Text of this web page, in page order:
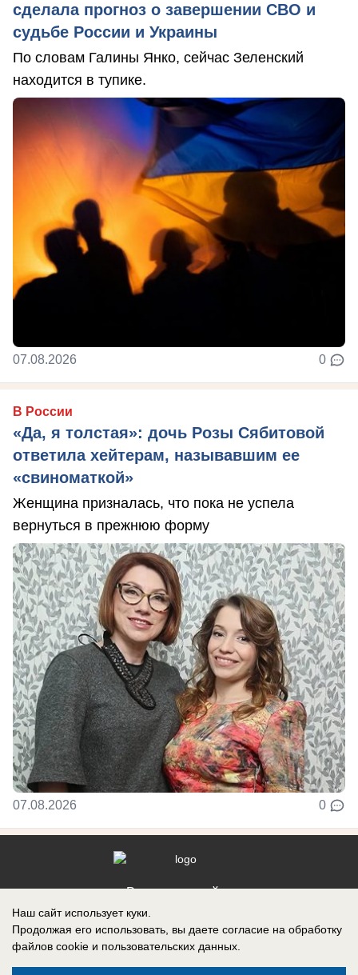
сделала прогноз о завершении СВО и
судьбе России и Украины
По словам Галины Янко, сейчас Зеленский
находится в тупике.
07.08.2026 0
В России
«Да, я толстая»: дочь Розы Сябитовой
ответила хейтерам, называвшим ее
«свиноматкой»
Женщина призналась, что пока не успела
вернуться в прежнюю форму
07.08.2026 0
Реклама на сайте
Наш сайт использует куки.
Продолжая его использовать, вы даете согласие на обработку
файлов cookie и пользовательских данных.